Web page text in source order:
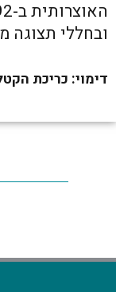
ובחללי תצוגה
דימוי: כריכת